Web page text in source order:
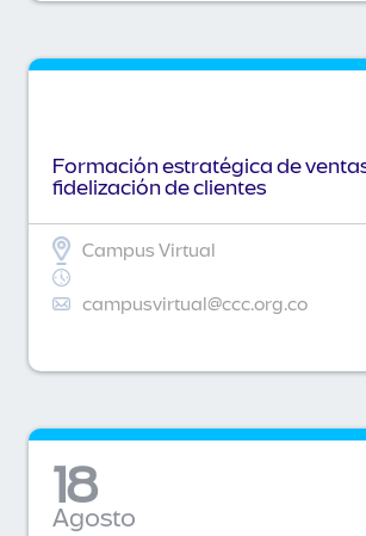
Formación estratégica de
fidelización de clientes
Campus Virtual
campusvirtual@ccc.org.co
18
Agosto